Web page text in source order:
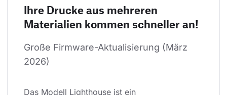
Ihre Drucke aus mehreren
Materialien kommen schneller an!
Große Firmware-Aktualisierung (März
2026)
Das Modell Lighthouse ist ein